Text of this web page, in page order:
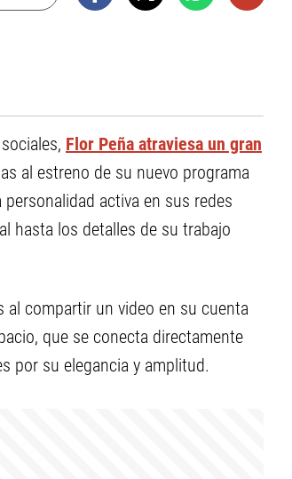
Flor Peña atraviesa un gran
al estreno de su nuevo programa
activa en sus redes
hasta los detalles de su trabajo
al compartir un video en su cuenta
que se conecta directamente
por su elegancia y amplitud.